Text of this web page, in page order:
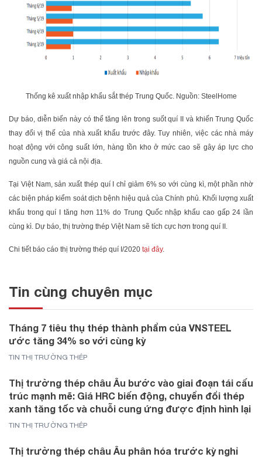
Thống kê xuất nhập khẩu sắt thép Trung Quốc. Nguồn: SteelHome
Dự báo, diễn biến này có thể tăng lên trong suốt quí II và khiến Trung Quốc
thay đổi vị thế của nhà xuất khẩu trước đây. Tuy nhiên, việc các nhà máy
hoạt động với công suất lớn, hàng tồn kho ở mức cao sẽ gây áp lực cho
nguồn cung và giá cả nội địa.
Tại Việt Nam, sản xuất thép quí I chỉ giảm 6% so với cùng kì, một phần nhờ
các biện pháp kiểm soát dịch bệnh hiệu quả của Chính phủ. Khối lượng xuất
khẩu trong quí I tăng hơn 11% do Trung Quốc nhập khẩu cao gấp 24 lần
cùng kì. Dự báo, thị trường thép Việt Nam sẽ tích cực hơn trong quí II.
Chi tiết báo cáo thị trường thép quí I/2020 tại đây.
Tin cùng chuyên mục
Tháng 7 tiêu thụ thép thành phẩm của VNSTEEL
ước tăng 34% so với cùng kỳ
TIN THỊ TRƯỜNG THÉP
Thị trường thép châu Âu bước vào giai đoạn tái cấu
trúc mạnh mẽ: Giá HRC biến động, chuyển đổi thép
xanh tăng tốc và chuỗi cung ứng được định hình lại
TIN THỊ TRƯỜNG THÉP
Thị trường thép châu Âu phân hóa trước kỳ nghỉ